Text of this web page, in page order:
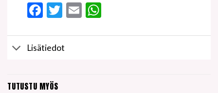
Facebook
Twitter
EmailWhatsApp
Lisätiedot
TUTUSTU MYÖS